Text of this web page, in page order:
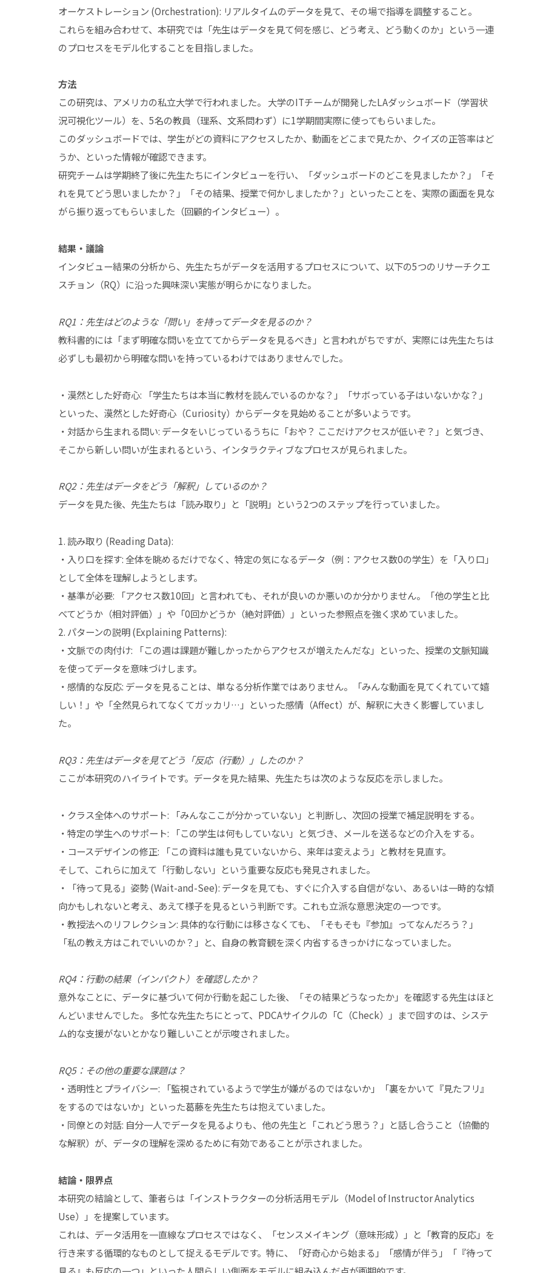
オーケストレーション (Orchestration): リアルタイムのデータを見て、その場で指導を調整すること。
これらを組み合わせて、本研究では「先生はデータを見て何を感じ、どう考え、どう動くのか」という一連
のプロセスをモデル化することを目指しました。
方法
この研究は、アメリカの私立大学で行われました。 大学のITチームが開発したLAダッシュボード（学習状
況可視化ツール）を、5名の教員（理系、文系問わず）に1学期間実際に使ってもらいました。
このダッシュボードでは、学生がどの資料にアクセスしたか、動画をどこまで見たか、クイズの正答率はど
うか、といった情報が確認できます。
研究チームは学期終了後に先生たちにインタビューを行い、「ダッシュボードのどこを見ましたか？」「そ
れを見てどう思いましたか？」「その結果、授業で何かしましたか？」といったことを、実際の画面を見な
がら振り返ってもらいました（回顧的インタビュー）。
結果・議論
インタビュー結果の分析から、先生たちがデータを活用するプロセスについて、以下の5つのリサーチクエ
スチョン（RQ）に沿った興味深い実態が明らかになりました。
RQ1：先生はどのような「問い」を持ってデータを見るのか？
教科書的には「まず明確な問いを立ててからデータを見るべき」と言われがちですが、実際には先生たちは
必ずしも最初から明確な問いを持っているわけではありませんでした。
・漠然とした好奇心: 「学生たちは本当に教材を読んでいるのかな？」「サボっている子はいないかな？」
といった、漠然とした好奇心（Curiosity）からデータを見始めることが多いようです。
・対話から生まれる問い: データをいじっているうちに「おや？ ここだけアクセスが低いぞ？」と気づき、
そこから新しい問いが生まれるという、インタラクティブなプロセスが見られました。
RQ2：先生はデータをどう「解釈」しているのか？
データを見た後、先生たちは「読み取り」と「説明」という2つのステップを行っていました。
1. 読み取り (Reading Data):
・入り口を探す: 全体を眺めるだけでなく、特定の気になるデータ（例：アクセス数0の学生）を「入り口」
として全体を理解しようとします。
・基準が必要: 「アクセス数10回」と言われても、それが良いのか悪いのか分かりません。「他の学生と比
べてどうか（相対評価）」や「0回かどうか（絶対評価）」といった参照点を強く求めていました。
2. パターンの説明 (Explaining Patterns):
・文脈での肉付け: 「この週は課題が難しかったからアクセスが増えたんだな」といった、授業の文脈知識
を使ってデータを意味づけします。
・感情的な反応: データを見ることは、単なる分析作業ではありません。「みんな動画を見てくれていて嬉
しい！」や「全然見られてなくてガッカリ…」といった感情（Affect）が、解釈に大きく影響していまし
た。
RQ3：先生はデータを見てどう「反応（行動）」したのか？
ここが本研究のハイライトです。データを見た結果、先生たちは次のような反応を示しました。
・クラス全体へのサポート: 「みんなここが分かっていない」と判断し、次回の授業で補足説明をする。
・特定の学生へのサポート: 「この学生は何もしていない」と気づき、メールを送るなどの介入をする。
・コースデザインの修正: 「この資料は誰も見ていないから、来年は変えよう」と教材を見直す。
そして、これらに加えて「行動しない」という重要な反応も発見されました。
・「待って見る」姿勢 (Wait-and-See): データを見ても、すぐに介入する自信がない、あるいは一時的な傾
向かもしれないと考え、あえて様子を見るという判断です。これも立派な意思決定の一つです。
・教授法へのリフレクション: 具体的な行動には移さなくても、「そもそも『参加』ってなんだろう？」
「私の教え方はこれでいいのか？」と、自身の教育観を深く内省するきっかけになっていました。
RQ4：行動の結果（インパクト）を確認したか？
意外なことに、データに基づいて何か行動を起こした後、「その結果どうなったか」を確認する先生はほと
んどいませんでした。 多忙な先生たちにとって、PDCAサイクルの「C（Check）」まで回すのは、システ
ム的な支援がないとかなり難しいことが示唆されました。
RQ5：その他の重要な課題は？
・透明性とプライバシー: 「監視されているようで学生が嫌がるのではないか」「裏をかいて『見たフリ』
をするのではないか」といった葛藤を先生たちは抱えていました。
・同僚との対話: 自分一人でデータを見るよりも、他の先生と「これどう思う？」と話し合うこと（協働的
な解釈）が、データの理解を深めるために有効であることが示されました。
結論・限界点
本研究の結論として、筆者らは「インストラクターの分析活用モデル（Model of Instructor Analytics
Use）」を提案しています。
これは、データ活用を一直線なプロセスではなく、「センスメイキング（意味形成）」と「教育的反応」を
行き来する循環的なものとして捉えるモデルです。特に、「好奇心から始まる」「感情が伴う」「『待って